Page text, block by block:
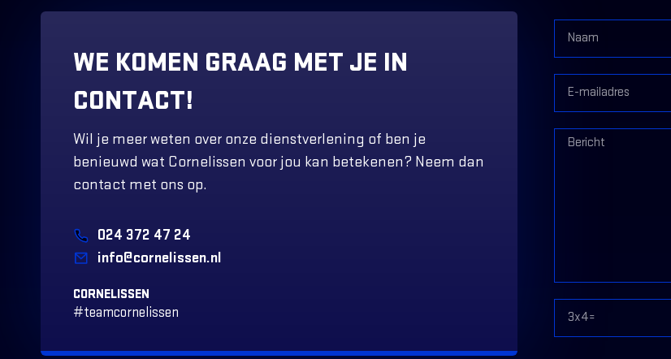
WE KOMEN GRAAG MET JE IN
CONTACT!
Wil je meer weten over onze dienstverlening of ben je
benieuwd wat Cornelissen voor jou kan betekenen? Neem dan
contact met ons op.
024 372 47 24
info@cornelissen.nl
CORNELISSEN
#teamcornelissen